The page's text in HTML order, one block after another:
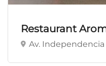
Restaurant
Av. Independencia